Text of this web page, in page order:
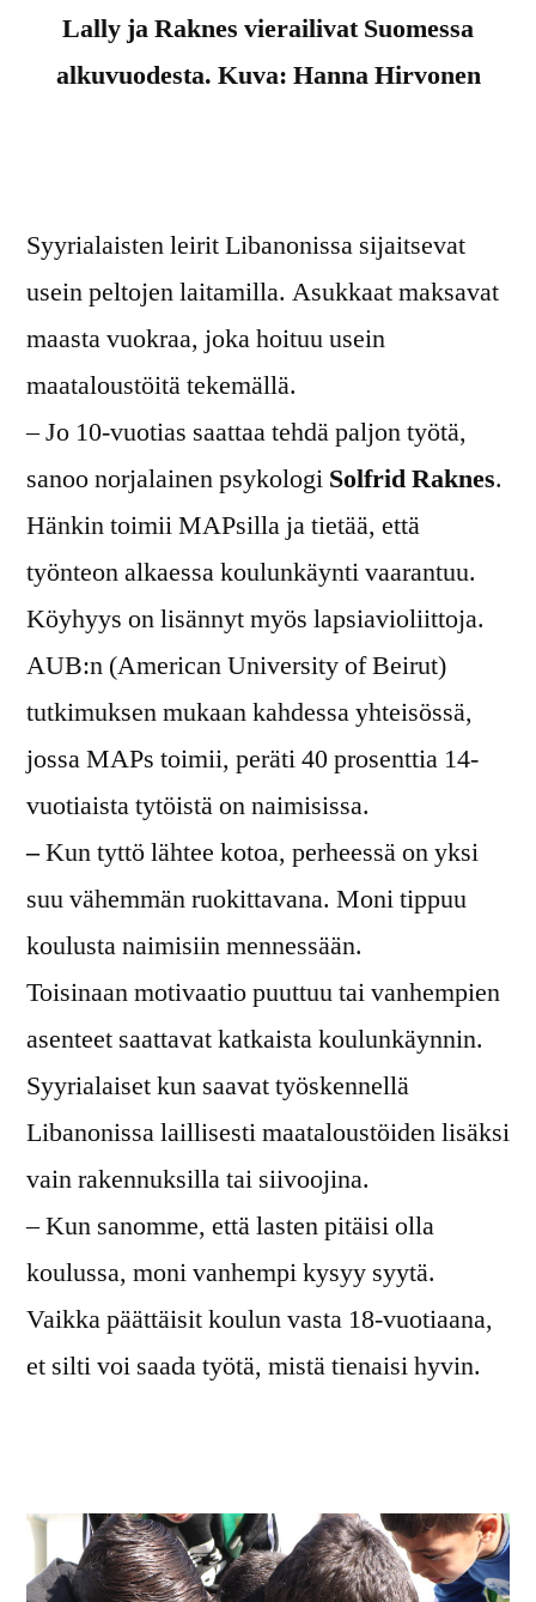
Lally ja Raknes vierailivat Suomessa
alkuvuodesta. Kuva: Hanna Hirvonen
Syyrialaisten leirit Libanonissa sijaitsevat
usein peltojen laitamilla. Asukkaat maksavat
maasta vuokraa, joka hoituu usein
maataloustöitä tekemällä.
– Jo 10-vuotias saattaa tehdä paljon työtä,
sanoo norjalainen psykologi Solfrid Raknes.
Hänkin toimii MAPsilla ja tietää, että
työnteon alkaessa koulunkäynti vaarantuu.
Köyhyys on lisännyt myös lapsiavioliittoja.
AUB:n (American University of Beirut)
tutkimuksen mukaan kahdessa yhteisössä,
jossa MAPs toimii, peräti 40 prosenttia 14-
vuotiaista tytöistä on naimisissa.
–Kun tyttö lähtee kotoa, perheessä on yksi
suu vähemmän ruokittavana. Moni tippuu
koulusta naimisiin mennessään.
Toisinaan motivaatio puuttuu tai vanhempien
asenteet saattavat katkaista koulunkäynnin.
Syyrialaiset kun saavat työskennellä
Libanonissa laillisesti maataloustöiden lisäksi
vain rakennuksilla tai siivoojina.
– Kun sanomme, että lasten pitäisi olla
koulussa, moni vanhempi kysyy syytä.
Vaikka päättäisit koulun vasta 18-vuotiaana,
et silti voi saada työtä, mistä tienaisi hyvin.